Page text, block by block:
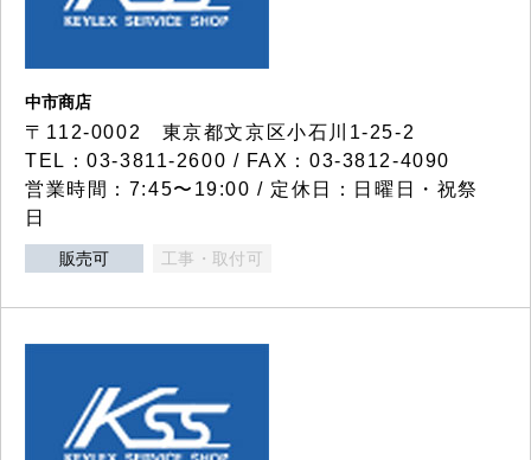
中市商店
〒112-0002 東京都文京区小石川1-25-2
TEL：03-3811-2600 / FAX：03-3812-4090
営業時間：7:45〜19:00 / 定休日：日曜日・祝祭
日
販売可 工事・取付可